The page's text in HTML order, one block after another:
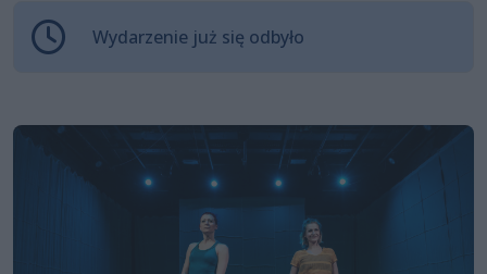
Wydarzenie już się odbyło